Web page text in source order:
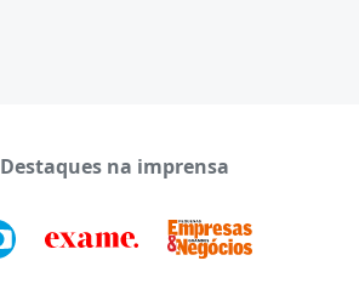
Destaques na imprensa